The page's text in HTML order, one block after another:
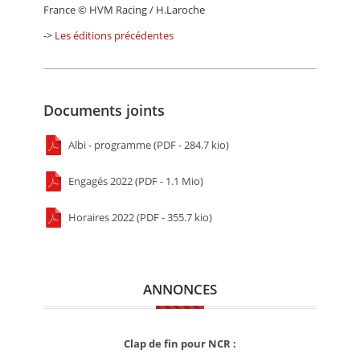
France © HVM Racing / H.Laroche
-> Les éditions précédentes
Documents joints
Albi - programme (PDF - 284.7 kio)
Engagés 2022 (PDF - 1.1 Mio)
Horaires 2022 (PDF - 355.7 kio)
ANNONCES
Clap de fin pour NCR :